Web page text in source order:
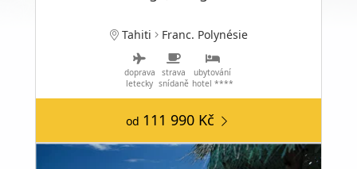
Tahiti Franc. Polynésie
doprava
letecky
strava
snídaně
ubytování
hotel ****
od 111 990 Kč